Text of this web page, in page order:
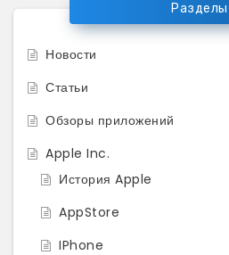
Разделы
Новости
Статьи
Обзоры приложений
Apple Inc.
История Apple
AppStore
IPhone